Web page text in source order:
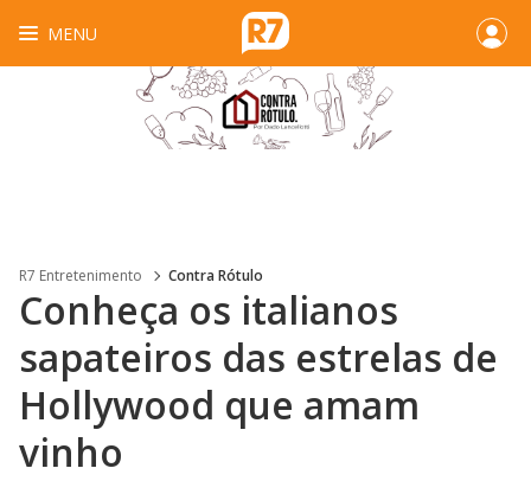
MENU
R7 Entretenimento Contra Rótulo
Conheça os italianos
sapateiros das estrelas de
Hollywood que amam
vinho